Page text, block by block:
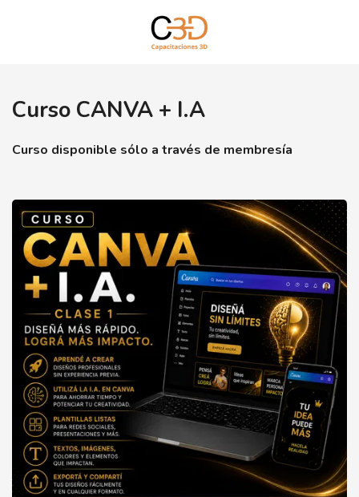
Curso CANVA + I.A
Curso disponible sólo a través de membresía